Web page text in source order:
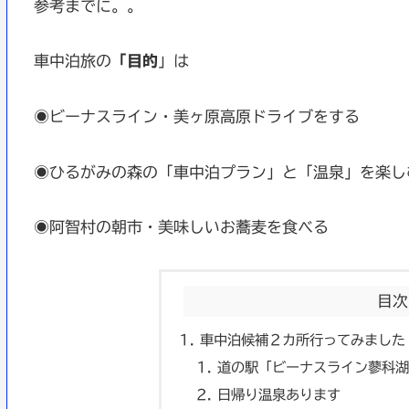
参考までに。。
車中泊旅の 「目的 」は
◉ビーナスライン・美ヶ原高原ドライブをする
◉ひるがみの森の「車中泊プラン」と「温泉」を楽し
◉阿智村の朝市・美味しいお蕎麦を食べる
目次
車中泊候補２カ所行ってみました
道の駅「ビーナスライン蓼科
日帰り温泉あります